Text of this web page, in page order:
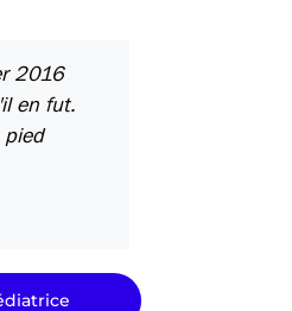
2016
en fut.
pied